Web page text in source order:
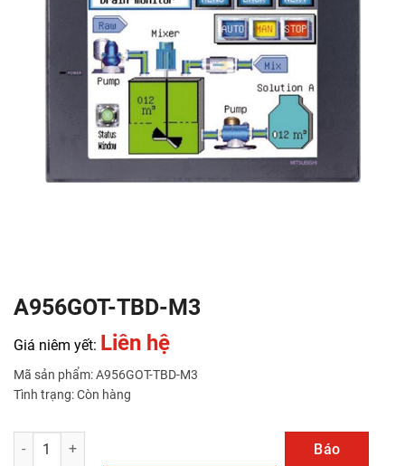
A956GOT-TBD-M3
Giá niêm yết: Liên hệ
Mã sản phẩm: A956GOT-TBD-M3
Tình trạng: Còn hàng
A956GOT-TBD-M3 số lượng
Báo